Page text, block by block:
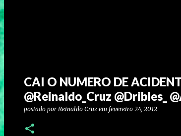
CAI O NUMERO DE
@Reinaldo_Cruz @Dribles_
postado por Reinaldo Cruz em fevereiro 24, 2012